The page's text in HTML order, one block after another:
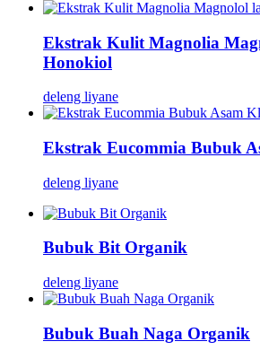
Ekstrak Kulit Magnolia
Honokiol
deleng liyane
Ekstrak Eucommia Bubuk
deleng liyane
Bubuk Bit Organik
deleng liyane
Bubuk Buah Naga Organik